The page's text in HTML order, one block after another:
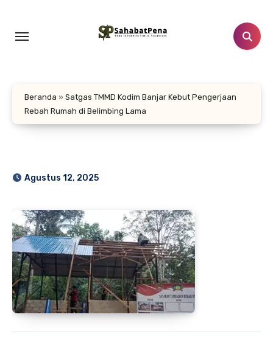
konten
Beranda » Satgas TMMD Kodim Banjar Kebut Pengerjaan
Rebah Rumah di Belimbing Lama
Agustus 12, 2025